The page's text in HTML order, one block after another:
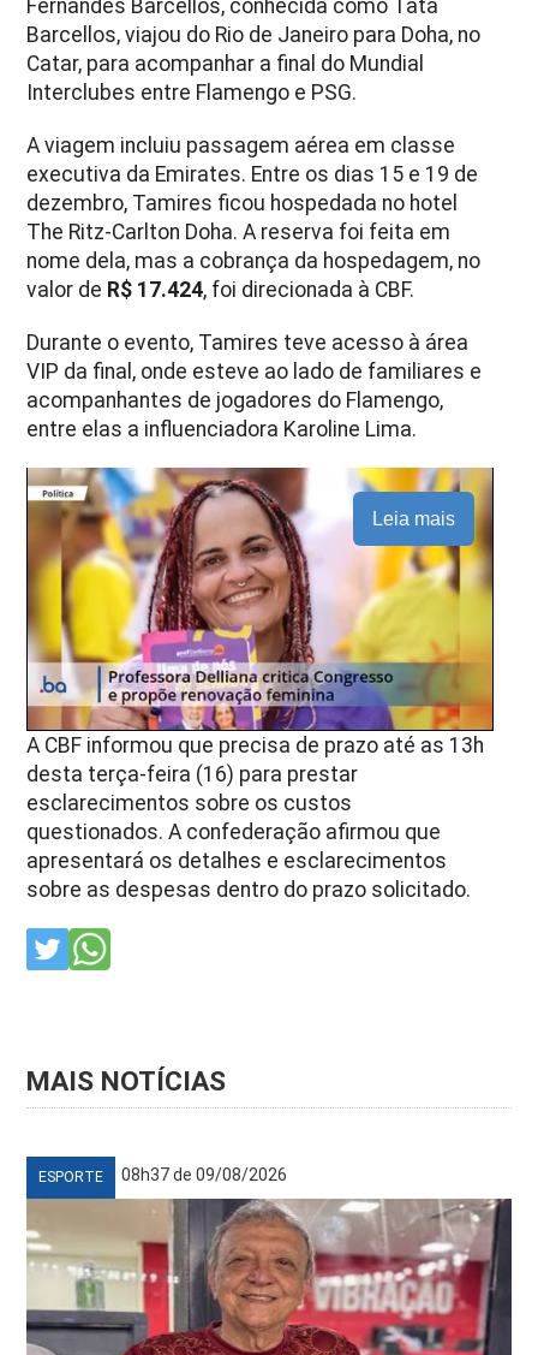
Fernandes Barcellos, conhecida como Tata
Barcellos, viajou do Rio de Janeiro para Doha, no
Catar, para acompanhar a final do Mundial
Interclubes entre Flamengo e PSG.
A viagem incluiu passagem aérea em classe
executiva da Emirates. Entre os dias 15 e 19 de
dezembro, Tamires ficou hospedada no hotel
The Ritz-Carlton Doha. A reserva foi feita em
nome dela, mas a cobrança da hospedagem, no
valor de R$ 17.424, foi direcionada à CBF.
Durante o evento, Tamires teve acesso à área
VIP da final, onde esteve ao lado de familiares e
acompanhantes de jogadores do Flamengo,
entre elas a influenciadora Karoline Lima.
Leia mais
A CBF informou que precisa de prazo até as 13h
desta terça-feira (16) para prestar
esclarecimentos sobre os custos
questionados. A confederação afirmou que
apresentará os detalhes e esclarecimentos
sobre as despesas dentro do prazo solicitado.
MAIS NOTÍCIAS
ESPORTE 08h37 de 09/08/2026